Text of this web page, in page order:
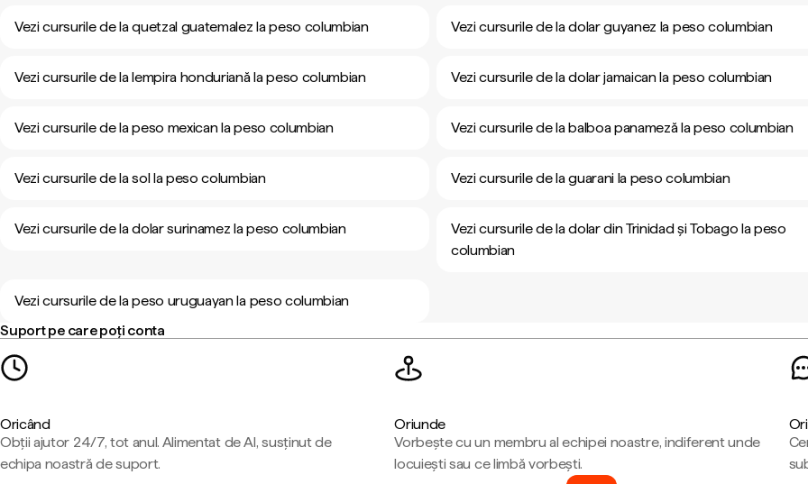
Vezi cursurile de la quetzal guatemalez la peso columbian Vezi cursurile de la dolar guyanez la peso columbian
Vezi cursurile de la lempira honduriană la peso columbian Vezi cursurile de la dolar jamaican la peso columbian
Vezi cursurile de la peso mexican la peso columbian Vezi cursurile de la balboa panameză la peso columbian
Vezi cursurile de la sol la peso columbian Vezi cursurile de la guarani la peso columbian
Vezi cursurile de la dolar surinamez la peso columbian
Vezi cursurile de la dolar din Trinidad și Tobago la peso
columbian
Vezi cursurile de la peso uruguayan la peso columbian
Suport pe care poți conta
Oricând
Obții ajutor 24/7, tot anul. Alimentat de AI, susținut de
echipa noastră de suport.
Oriunde
Vorbește cu un membru al echipei noastre, indiferent unde
locuiești sau ce limbă vorbești.